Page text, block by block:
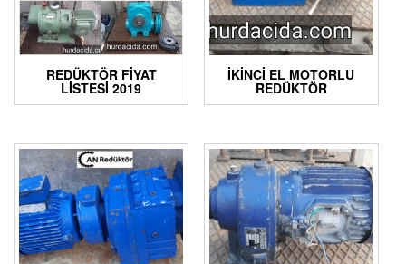
REDÜKTÖR FIYAT
LISTESI 2019
İKINCI EL MOTORLU
REDÜKTÖR